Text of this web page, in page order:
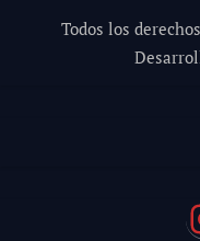
Todos los